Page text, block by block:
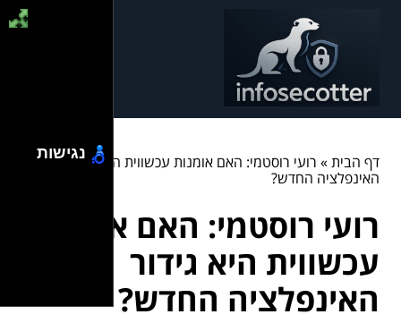
דף הבית» רועי רוסטמי: האם אומנות עכשווית היא גידור
האינפלציה החדש?
רועי רוסטמי: האם אומנות
עכשווית היא גידור
האינפלציה החדש?
נגישות